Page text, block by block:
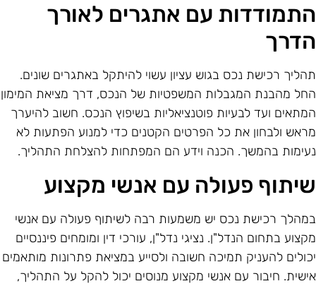
עם אתגרים לאורך
רכישת נכס בגוש עציון עשוי להיתקל באתגרים שונים.
מהבנת המגבלות המשפטיות של הנכס, דרך מציאת המימון
ועד לבעיות פוטנציאליות בשיפוץ הנכס. חשוב להיערך
ולבחון את כל הפרטים הקטנים כדי למנוע הפתעות לא
בהמשך. הכנה וידע הם המפתחות להצלחת התהליך.
פעולה עם אנשי מקצוע
רכישת נכס יש משמעות רבה לשיתוף פעולה עם אנשי
בתחום הנדל"ן. נציגי נדל"ן, עורכי דין ומומחים פיננסיים
להעניק תמיכה חשובה ולסייע במציאת פתרונות מותאמים
חיבור עם אנשי מקצוע מנוסים יכול להקל על התהליך,